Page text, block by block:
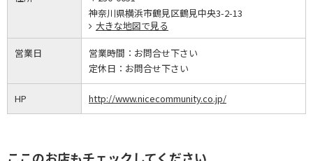
神奈川県横浜市鶴見区鶴見中央3-2-13
大きな地図で見る
営業日 営業時間： お問合せ下さい
定休日： お問合せ下さい
HP http://www.nicecommunity.co.jp/